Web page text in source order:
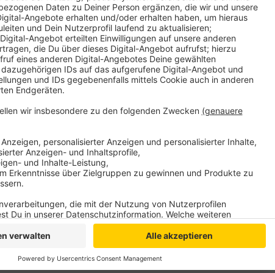
Das hat das Oberverwaltungsgericht in Münster entschieden.
es. Diese Regelung gilt dann, um eine erhebliche
unzumutbares Hundegebell während der Nachtzeit und der Mit-
Feiertagen zu verhindern. Damit weist das
Landwirtin aus dem Oberbergischen Kreis gegen einen
Köln zurück. Das Gebell von Herdenschutzhunden genieße auch
Wolfsgebiet keinen absoluten Vorrang vor dem berechtigten
mehr als zumutbar gestört zu werden. Auch wenn die
würden, überwiegw das betriebliche Interesse der
Anzeige
Aktenzeichen: 8 B 833/23 (I. Instanz: 9 L 736/23 VG Köln)